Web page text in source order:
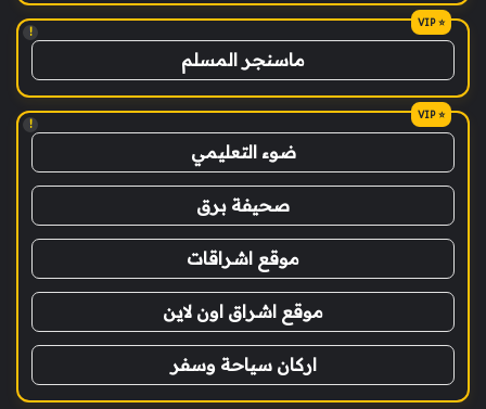
!
ماسنجر المسلم
!
ضوء التعليمي
صحيفة برق
موقع اشراقات
موقع اشراق اون لاين
اركان سياحة وسفر